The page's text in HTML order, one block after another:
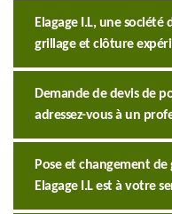
Elagage I.L, une
grillage et clôture
Demande de devis de
adressez-vous à un
Pose et changement
Elagage I.L est à votre